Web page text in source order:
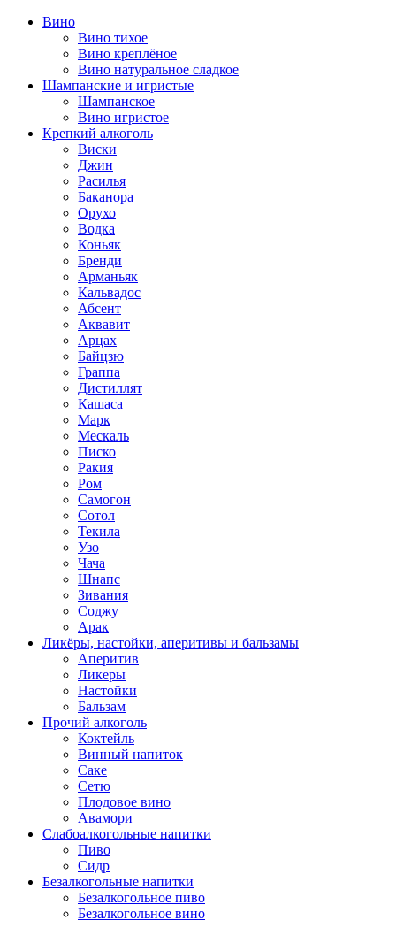
Вино
Вино тихое
Вино креплёное
Вино натуральное сладкое
Шампанские и игристые
Шампанское
Вино игристое
Крепкий алкоголь
Виски
Джин
Расилья
Баканора
Орухо
Водка
Коньяк
Бренди
Арманьяк
Кальвадос
Абсент
Аквавит
Арцах
Байцзю
Граппа
Дистиллят
Кашаса
Марк
Мескаль
Писко
Ракия
Ром
Самогон
Сотол
Текила
Узо
Чача
Шнапс
Зивания
Соджу
Арак
Ликёры, настойки, аперитивы и бальзамы
Аперитив
Ликеры
Настойки
Бальзам
Прочий алкоголь
Коктейль
Винный напиток
Саке
Сетю
Плодовое вино
Авамори
Слабоалкогольные напитки
Пиво
Сидр
Безалкогольные напитки
Безалкогольное пиво
Безалкогольное вино